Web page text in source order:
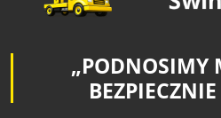
„PODNOSIMY